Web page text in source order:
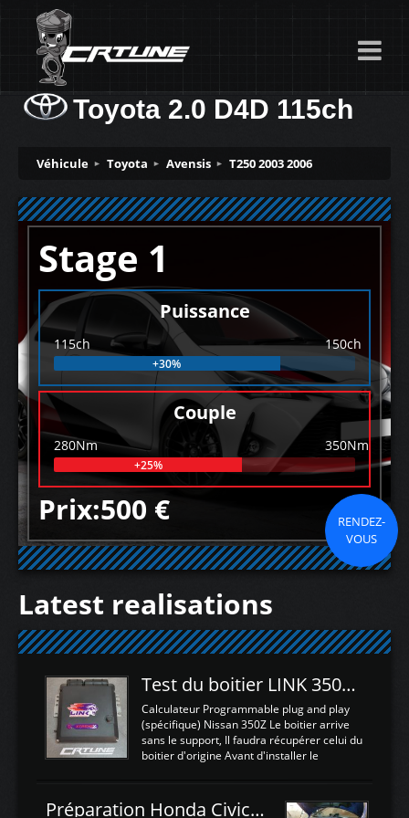
Toyota 2.0 D4D 115ch
Véhicule Toyota Avensis T250 2003 2006
Stage 1
Puissance
115ch 150ch
+30%
Couple
280Nm 350Nm
+25%
Prix:500 €
RENDEZ-
VOUS
Latest realisations
Test du boitier LINK 350Z Plugin ECU
Calculateur Programmable plug and play
(spécifique) Nissan 350Z Le boitier arrive
sans le support, Il faudra récupérer celui du
boitier d'origine Avant d'installer le
d'envoyer l'information de la large bande
Préparation Honda Civic Type R FK2